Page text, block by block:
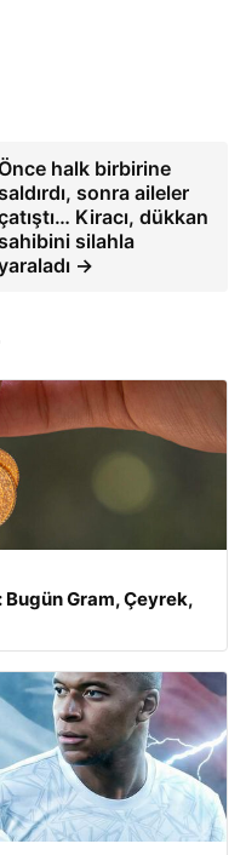
Önce halk birbirine
sonra aileler
Kiracı, dükkan
silahla
→
Bugün Gram, Çeyrek,